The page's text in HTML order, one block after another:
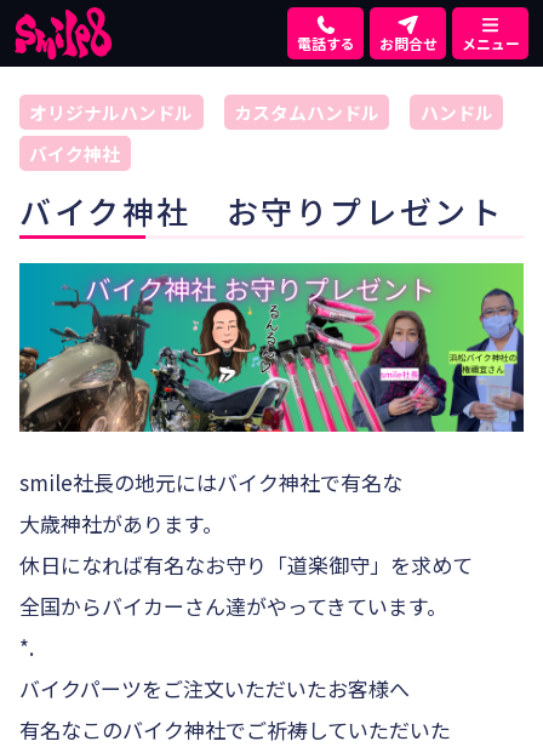
電話する お問合せ メニュー
オリジナルハンドル カスタムハンドル
ハンドル
バイク神社
バイク神社 お守りプレゼント
smile社長の地元にはバイク神社で有名な
大歳神社があります。
休日になれば有名なお守り「道楽御守」を求めて
全国からバイカーさん達がやってきています。
*.
バイクパーツをご注文いただいたお客様へ
有名なこのバイク神社でご祈祷していただいた